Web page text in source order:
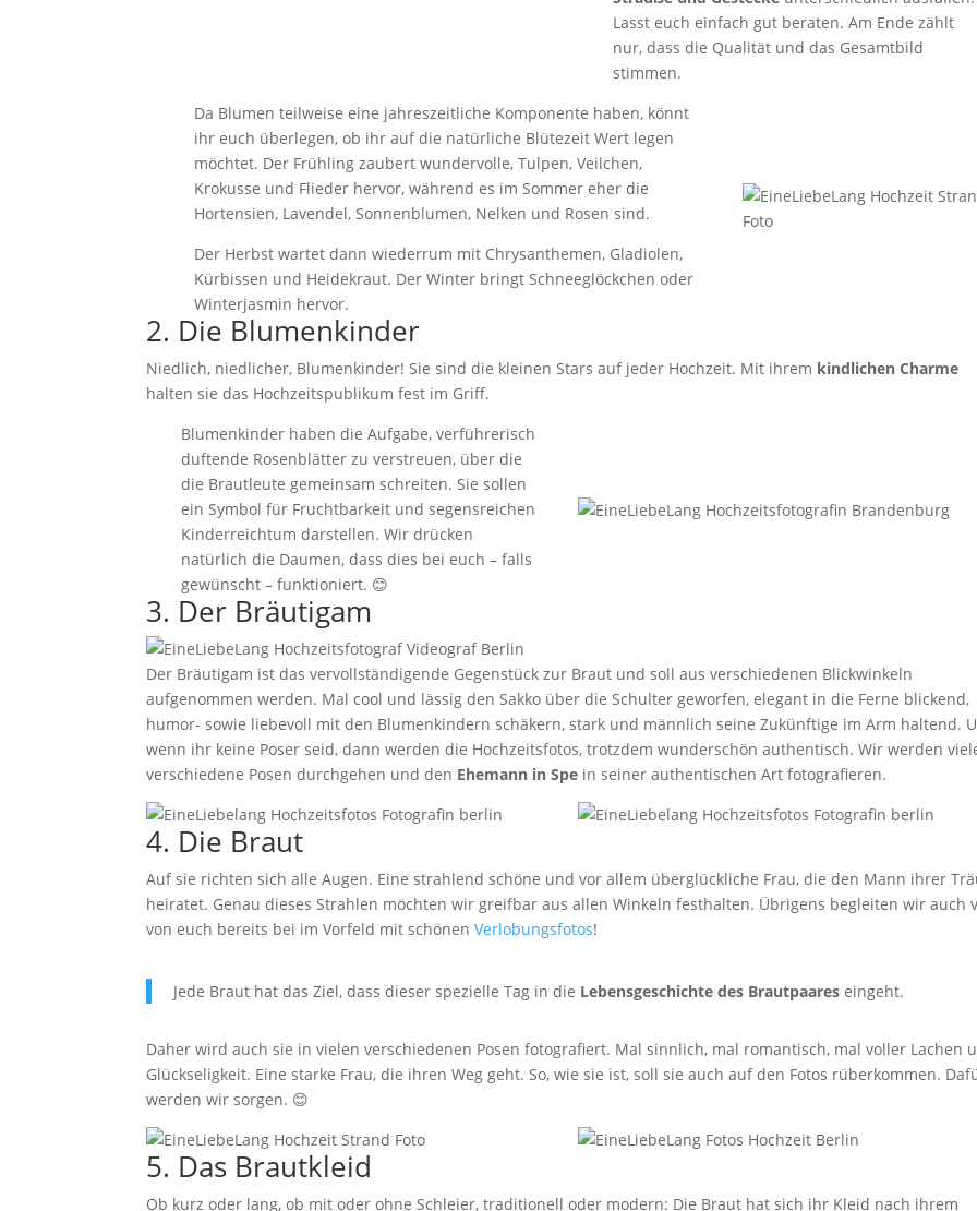
Lasst euch einfach gut beraten. Am Ende zählt
nur, dass die Qualität und das Gesamtbild
stimmen.
Da Blumen teilweise eine jahreszeitliche Komponente haben, könnt
ihr euch überlegen, ob ihr auf die natürliche Blütezeit Wert legen
möchtet. Der Frühling zaubert wundervolle, Tulpen, Veilchen,
Krokusse und Flieder hervor, während es im Sommer eher die
Hortensien, Lavendel, Sonnenblumen, Nelken und Rosen sind.
Der Herbst wartet dann wiederrum mit Chrysanthemen, Gladiolen,
Kürbissen und Heidekraut. Der Winter bringt Schneeglöckchen oder
Winterjasmin hervor.
2. Die Blumenkinder
Niedlich, niedlicher, Blumenkinder! Sie sind die kleinen Stars auf jeder Hochzeit. Mit ihrem kindlichen Charme
halten sie das Hochzeitspublikum fest im Griff.
Blumenkinder haben die Aufgabe, verführerisch
duftende Rosenblätter zu verstreuen, über die
die Brautleute gemeinsam schreiten. Sie sollen
ein Symbol für Fruchtbarkeit und segensreichen
Kinderreichtum darstellen. Wir drücken
natürlich die Daumen, dass dies bei euch – falls
gewünscht – funktioniert. 😊
3. Der Bräutigam
Der Bräutigam ist das vervollständigende Gegenstück zur Braut und soll aus verschiedenen Blickwinkeln
aufgenommen werden. Mal cool und lässig den Sakko über die Schulter geworfen, elegant in die Ferne blickend,
humor- sowie liebevoll mit den Blumenkindern schäkern, stark und männlich seine Zukünftige im Arm haltend.
wenn ihr keine Poser seid, dann werden die Hochzeitsfotos, trotzdem wunderschön authentisch. Wir werden
verschiedene Posen durchgehen und den Ehemann in Spe in seiner authentischen Art fotografieren.
4. Die Braut
Auf sie richten sich alle Augen. Eine strahlend schöne und vor allem überglückliche Frau, die den Mann ihrer
heiratet. Genau dieses Strahlen möchten wir greifbar aus allen Winkeln festhalten. Übrigens begleiten wir auch
von euch bereits bei im Vorfeld mit schönenVerlobungsfotos!
Jede Braut hat das Ziel, dass dieser spezielle Tag in die Lebensgeschichte des Brautpaares eingeht.
Daher wird auch sie in vielen verschiedenen Posen fotografiert. Mal sinnlich, mal romantisch, mal voller Lachen
Glückseligkeit. Eine starke Frau, die ihren Weg geht. So, wie sie ist, soll sie auch auf den Fotos rüberkommen.
werden wir sorgen. 😊
5. Das Brautkleid
Ob kurz oder lang, ob mit oder ohne Schleier, traditionell oder modern: Die Braut hat sich ihr Kleid nach ihrem